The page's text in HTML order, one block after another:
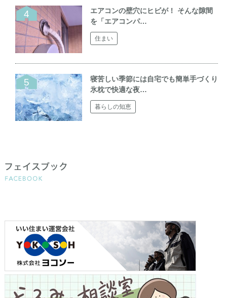
エアコンの壁穴にヒビが！ そんな隙間
を「エアコンパ…
住まい
寝苦しい季節には自宅でも簡単手づくり
氷枕で快適な夜…
暮らしの知恵